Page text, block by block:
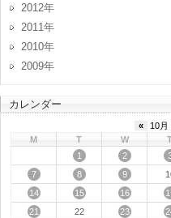
2012
2011
2010
2009
カレンダー
« 10月
M
T W
1
2
7
8 9
14
15 16
21
22 23